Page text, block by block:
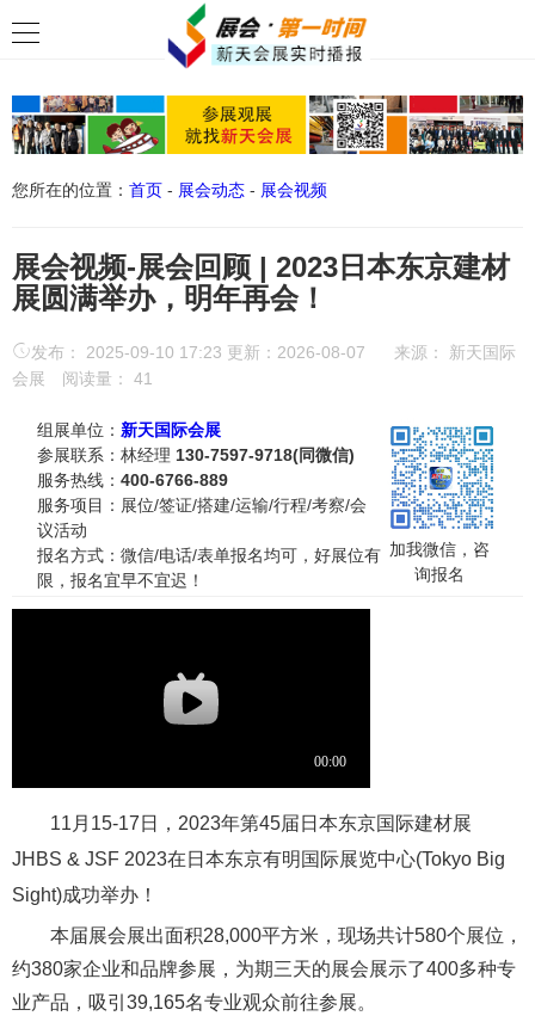
您所在的位置： 首页 - 展会动态 - 展会视频
展会视频-展会回顾 | 2023日本东京建材
展圆满举办，明年再会！
发布： 2025-09-10 17:23 更新：2026-08-07 来源： 新天国际
会展
阅读量： 41
组展单位： 新天国际会展
参展联系：林经理 130-7597-9718(同微信)
服务热线：400-6766-889
服务项目：展位/签证/搭建/运输/行程/考察/会
议活动
报名方式：微信/电话/表单报名均可，好展位有
限，报名宜早不宜迟！
加我微信，咨
询报名
11月15-17日，2023年第45届日本东京国际建材展
JHBS & JSF 2023在日本东京有明国际展览中心(Tokyo Big
Sight)成功举办！
本届展会展出面积28,000平方米，现场共计580个展位，
约380家企业和品牌参展，为期三天的展会展示了400多种专
业产品，吸引39,165名专业观众前往参展。